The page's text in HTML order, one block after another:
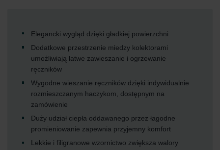
Elegancki wygląd dzięki gładkiej powierzchni
Dodatkowe przestrzenie miedzy kolektorami
umożliwiają łatwe zawieszanie i ogrzewanie
ręczników
Wygodne wieszanie ręczników dzięki indywidualnie
rozmieszczanym haczykom, dostępnym na
zamówienie
Duży udział ciepła oddawanego przez łagodne
promieniowanie zapewnia przyjemny komfort
Lekkie i filigranowe wzornictwo zwiększa walory